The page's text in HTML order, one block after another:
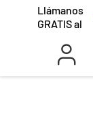
Llámanos
GRATIS al